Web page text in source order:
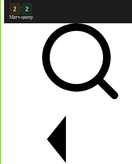
3 : 3
Матч-центр